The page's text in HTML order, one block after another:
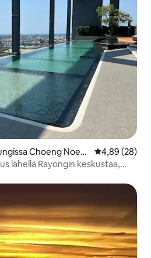
Choeng Noen
4,89 (28)
lähellä Rayongin keskustaa,